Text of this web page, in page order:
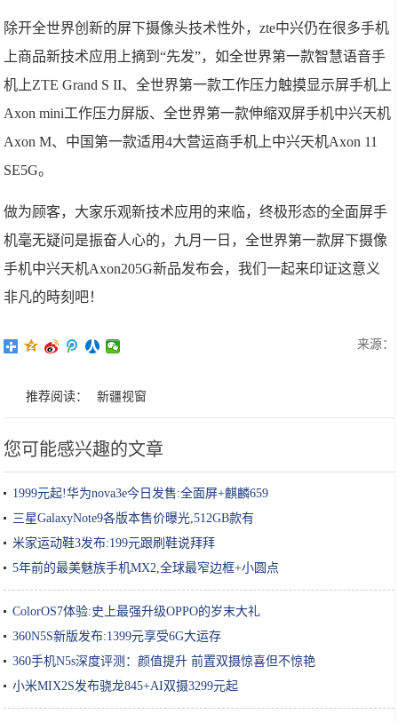
除开全世界创新的屏下摄像头技术性外，zte中兴仍在很多手机
上商品新技术应用上摘到“先发”，如全世界第一款智慧语音手
机上ZTE Grand S II、全世界第一款工作压力触摸显示屏手机上
Axon mini工作压力屏版、全世界第一款伸缩双屏手机中兴天机
Axon M、中国第一款适用4大营运商手机上中兴天机Axon 11
SE5G。
做为顾客，大家乐观新技术应用的来临，终极形态的全面屏手
机毫无疑问是振奋人心的，九月一日，全世界第一款屏下摄像
手机中兴天机Axon205G新品发布会，我们一起来印证这意义
非凡的時刻吧！
来源：
推荐阅读： 新疆视窗
您可能感兴趣的文章
1999元起!华为nova3e今日发售:全面屏+麒麟659
三星GalaxyNote9各版本售价曝光,512GB款有
米家运动鞋3发布:199元跟刷鞋说拜拜
5年前的最美魅族手机MX2,全球最窄边框+小圆点
ColorOS7体验:史上最强升级OPPO的岁末大礼
360N5S新版发布:1399元享受6G大运存
360手机N5s深度评测：颜值提升 前置双摄惊喜但不惊艳
小米MIX2S发布骁龙845+AI双摄3299元起